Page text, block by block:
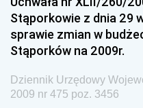
Dziennik Urzędowy
Antykorupcyjnego
Wewnętrznego
Dziennik Urzędowy
Stąporkowie z dnia 29
sprawie zmian w
Stąporków na 2009r.
Dziennik Urzędowy
2009 nr 475 poz. 3456